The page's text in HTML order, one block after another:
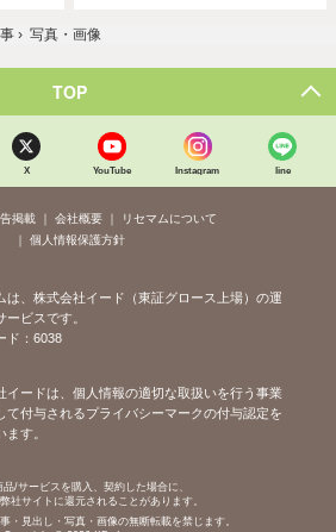
› 写真・画像
TOP
X YouTube Instagram line
掲載 会社概要
リセマムについて
個人情報保護方針
は、株式会社イード（東証グロース上場）の運
ービスです。
ド：6038
イードは、個人情報の適切な取扱いを行う事業
て付与されるプライバシーマークの付与認定を
ます。
/サービスを購入、契約した場合に、
社サイトに還元されることがあります。
・見出し・写真・画像の無断転載を禁じます。